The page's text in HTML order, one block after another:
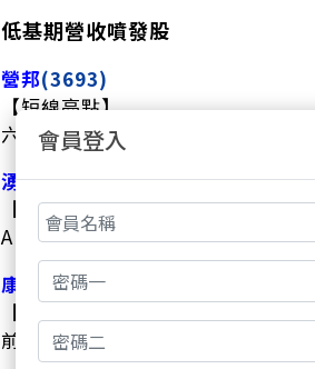
低基期營收噴發股
營邦(3693)
【短線亮點】
六月營收年增率達72%，今日開盤
湧德(3689)
【短線亮點】
AI連接器營收年增72%，股價剛從
康和證(6016)
【短線亮點】
前五月EPS達5.35元，本益比遠低
會員登入